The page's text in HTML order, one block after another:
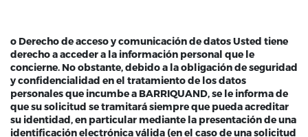
o Derecho de acceso y comunicación de datos Usted tiene
derecho a acceder a la información personal que le
concierne. No obstante, debido a la obligación de seguridad
y confidencialidad en el tratamiento de los datos
personales que incumbe a BARRIQUAND, se le informa de
que su solicitud se tramitará siempre que pueda acreditar
su identidad, en particular mediante la presentación de una
identificación electrónica válida (en el caso de una solicitud